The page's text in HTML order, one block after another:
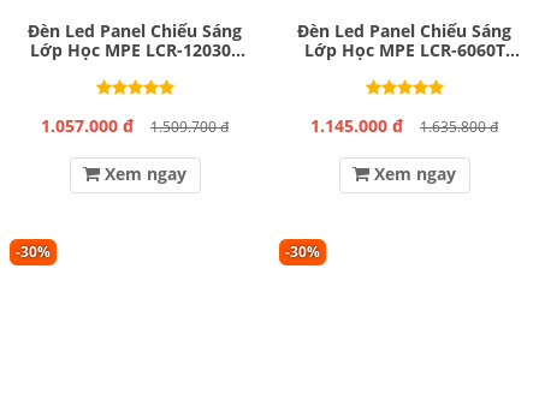
Đèn Led Panel Chiếu Sáng
Lớp Học MPE LCR-12030T
1.057.000 đ 1.509.700 đ
Xem ngay
Đèn Led Panel Chiếu Sáng
Lớp Học MPE LCR-6060T
1.145.000 đ 1.635.800 đ
Xem ngay
-30% -30%